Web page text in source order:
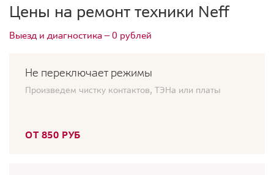
Цены на ремонт техники Neff
Выезд и диагностика — 0 рублей
Не переключает режимы
Произведем чистку контактов, ТЭНа или платы
ОТ 850 РУБ